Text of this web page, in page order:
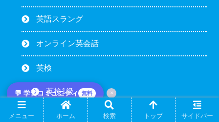
💬 学習コミュニティ 無料 ×
英語スラング
オンライン英会話
英検
英検1級
英検準1級
メニュー ホーム 検索 トップ サイドバー